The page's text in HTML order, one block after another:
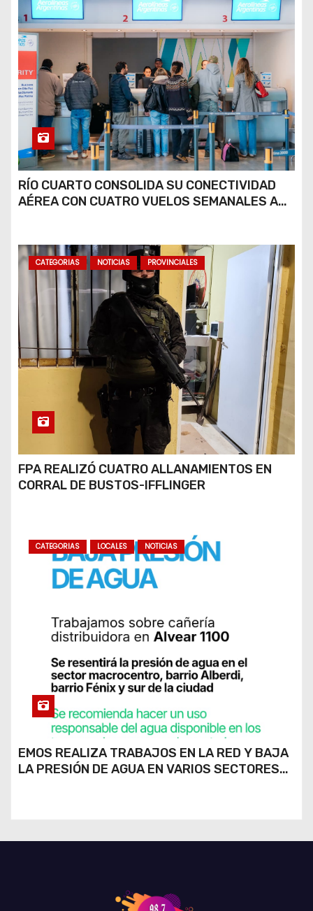
RÍO CUARTO CONSOLIDA SU CONECTIVIDAD
AÉREA CON CUATRO VUELOS SEMANALES A
CATEGORIAS NOTICIAS PROVINCIALES
FPA REALIZÓ CUATRO ALLANAMIENTOS EN
CORRAL DE BUSTOS-IFFLINGER
CATEGORIAS LOCALES NOTICIAS
EMOS REALIZA TRABAJOS EN LA RED Y BAJA
LA PRESIÓN DE AGUA EN VARIOS SECTORES